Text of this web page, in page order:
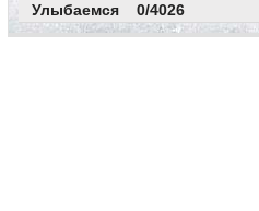
Улыбаемся 0/4026